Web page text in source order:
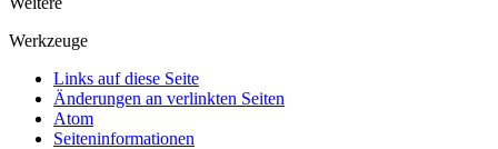
Werkzeuge
Links auf diese Seite
Änderungen an verlinkten Seiten
Atom
Seiten­­informationen